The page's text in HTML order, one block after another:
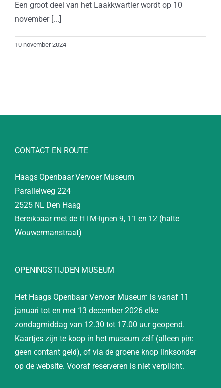
Een groot deel van het Laakkwartier wordt op 10
november [...]
10 november 2024
CONTACT EN ROUTE
Haags Openbaar Vervoer Museum
Parallelweg 224
2525 NL Den Haag
Bereikbaar met de HTM-lijnen 9, 11 en 12 (halte
Wouwermanstraat)
OPENINGSTIJDEN MUSEUM
Het Haags Openbaar Vervoer Museum is vanaf 11
januari tot en met 13 december 2026 elke
zondagmiddag van 12.30 tot 17.00 uur geopend.
Kaartjes zijn te koop in het museum zelf (alleen pin:
geen contant geld), of via de groene knop linksonder
op de website. Vooraf reserveren is niet verplicht.